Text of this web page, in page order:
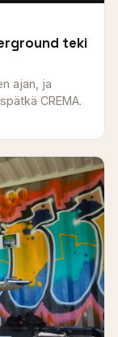
teki
ajan, ja
CREMA.